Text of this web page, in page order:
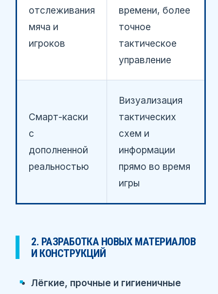
отслеживания
мяча и
игроков
времени, более
точное
тактическое
управление
Смарт-каски
с
дополненной
реальностью
Визуализация
тактических
схем и
информации
прямо во время
игры
2. РАЗРАБОТКА НОВЫХ МАТЕРИАЛОВ
И КОНСТРУКЦИЙ
Лёгкие, прочные и гигиеничные